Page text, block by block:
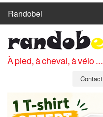
Randobel
CIRCUITS
CLUBS
MEMBRES
À pied, à cheval, à vélo ...
Contact